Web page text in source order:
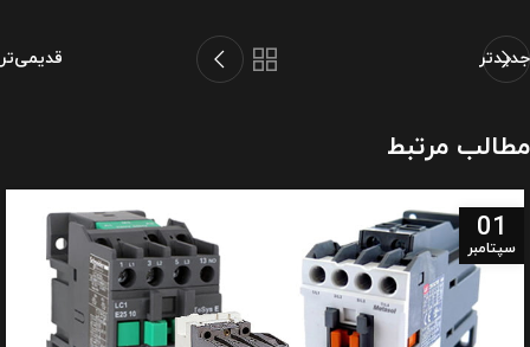
جدیدتر قدیمی‌تر
مطالب مرتبط
01
سپتامبر